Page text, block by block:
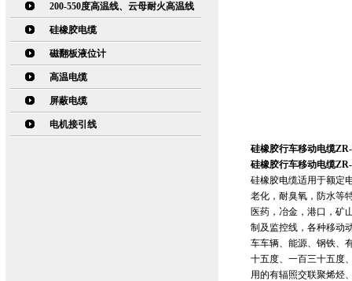
200-550度高温线、云母耐火高温线
硅橡胶电缆
磁翻板液位计
高温电缆
屏蔽电缆
电机接引线
硅橡胶行车移动电缆
硅橡胶行车移动电缆
硅橡胶电缆适用于额定
老化，耐臭氧，防水等
医药，冶金，港口，矿
制及监控线，各种移动
车车辆、能源、钢铁、
十五度、一百三十五度
用的有辐照交联聚烯烃